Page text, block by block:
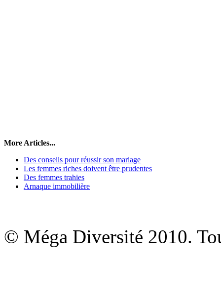
More Articles...
Des conseils pour réussir son mariage
Les femmes riches doivent être prudentes
Des femmes trahies
Arnaque immobilière
© Méga Diversité 2010.